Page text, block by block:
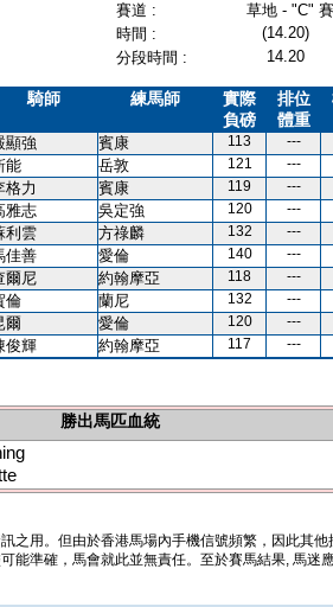
賽道 :
草地 - "C"
時間 : (14.20)
分段時間 :
14.20
騎師 練馬師
實際
負磅
排位
體重
顯強 賓康 113 ---
能 岳敦 121 ---
格力 賓康 119 ---
雅志 吳定強 120 ---
利雲 方祿麟 132 ---
佳善 愛倫 140 ---
爾尼 約翰摩亞 118 ---
倫 蘭尼 132 ---
爾 愛倫 120 ---
俊輝 約翰摩亞 117 ---
勝出馬匹血統
之用。但由於香港馬場內手機信號頻繁，因此其
能準確，馬會就此並無責任。至於賽馬結果, 馬迷